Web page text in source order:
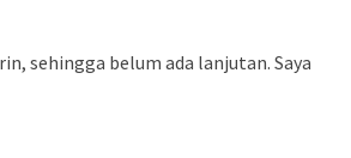
sehingga belum ada lanjutan. Saya